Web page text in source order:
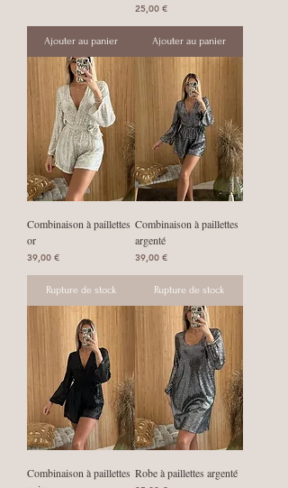
Ajouter au panier
Prix
25,00 €
Ajouter au panier
Combinaison à paillettes
or
Prix
39,00 €
Rupture de stock
Combinaison à paillettes
argenté
Prix
39,00 €
Rupture de stock
Combinaison à paillettes Robe à paillettes argenté